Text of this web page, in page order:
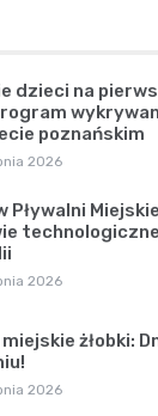
dzieci na
poznańskim
2026
Pływalni
2026
żłobki:
2026